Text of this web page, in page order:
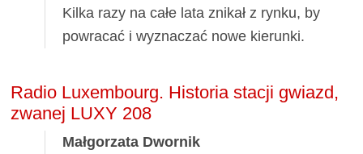
Kilka razy na całe lata znikał z rynku, by
powracać i wyznaczać nowe kierunki.
Radio Luxembourg. Historia stacji gwiazd,
zwanej LUXY 208
Małgorzata Dwornik